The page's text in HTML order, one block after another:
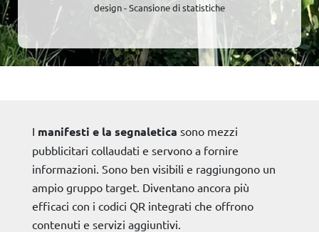
design - Scansione di statistiche
I manifesti e la segnaletica sono mezzi
pubblicitari collaudati e servono a fornire
informazioni. Sono ben visibili e raggiungono un
ampio gruppo target. Diventano ancora più
efficaci con i codici QR integrati che offrono
contenuti e servizi aggiuntivi.